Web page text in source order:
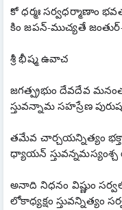
కో ధర్మః సర్వధర్మాణాం
కిం జపన్-ముచ్యతే
శ్రీ భీష్మ ఉవాచ
జగత్ప్రభుం దేవదేవ
స్తువన్నామ సహస్రేణ
తమేవ చార్చయన్నిత్యం
ధ్యాయన్
అనాది నిధనం విష్ణుం
లోకాధ్యక్షం స్తువన్నిత్యం